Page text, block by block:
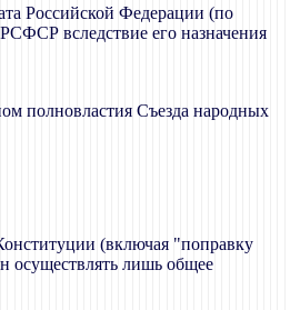
Российской Федерации (по
вследствие его назначения
полновластия Съезда народных
(включая "поправку
осуществлять лишь общее